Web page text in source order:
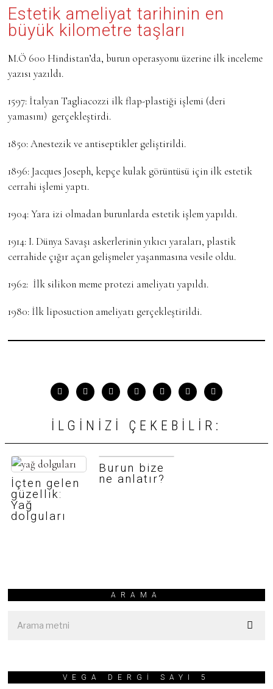
Estetik ameliyat tarihinin en
büyük kilometre taşları
M.Ö 600 Hindistan’da, burun operasyonu üzerine ilk inceleme
yazısı yazıldı.
1597: İtalyan Tagliacozzi ilk flap-plastiği işlemi (deri
yamasını) gerçekleştirdi.
1850:Anestezik ve antiseptikler geliştirildi.
1896:Jacques Joseph, kepçe kulak görüntüsü için ilk estetik
cerrahi işlemi yaptı.
1904:Yara izi olmadan burunlarda estetik işlem yapıldı.
1914:I. Dünya Savaşı askerlerinin yıkıcı yaraları, plastik
cerrahide çığır açan gelişmeler yaşanmasına vesile oldu.
1962: İlk silikon meme protezi ameliyatı yapıldı.
1980: İlk liposuction ameliyatı gerçekleştirildi.
İLGINIZI ÇEKEBILIR:
İçten gelen
güzellik:
Yağ
dolguları
Burun bize
ne anlatır?
ARAMA
VEGA DERGİ SAYI 5